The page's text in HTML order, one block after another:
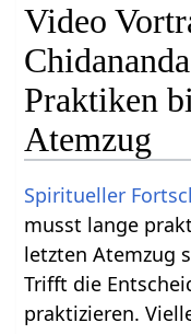
Video
Praktiken
Atemzug
Spiritueller
musst lange
letzten Atemzug
Trifft die
praktizieren.